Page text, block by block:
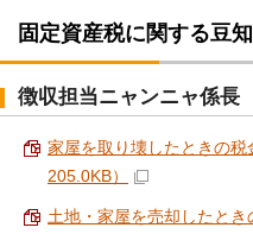
固定資産税に関する豆
徴収担当ニャンニャ係長
家屋を取り壊したときの
205.0KB）
土地・家屋を売却したとき